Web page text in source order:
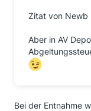
Szenario 2:
Auszahlung:
reinvestiert)
Auszahlung
Zitat von Newb
Aber in AV
Bei der Entnahme